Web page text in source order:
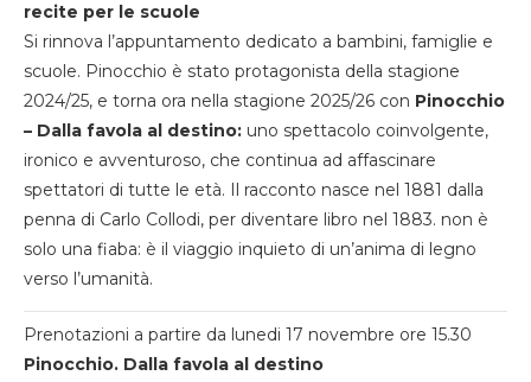
recite per le scuole
Si rinnova l’appuntamento dedicato a bambini, famiglie e
scuole. Pinocchio è stato protagonista della stagione
2024/25, e torna ora nella stagione 2025/26 con Pinocchio
– Dalla favola al destino: uno spettacolo coinvolgente,
ironico e avventuroso, che continua ad affascinare
spettatori di tutte le età. Il racconto nasce nel 1881 dalla
penna di Carlo Collodi, per diventare libro nel 1883. non è
solo una fiaba: è il viaggio inquieto di un’anima di legno
verso l’umanità.
Prenotazioni a partire da lunedi 17 novembre ore 15.30
Pinocchio. Dalla favola al destino